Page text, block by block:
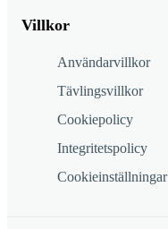
Villkor
Användarvillkor
Tävlingsvillkor
Cookiepolicy
Integritetspolicy
Cookieinställningar